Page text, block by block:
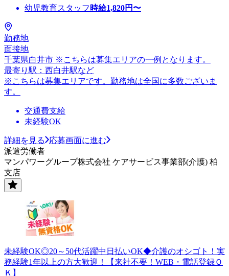
幼児教育スタッフ 時給1,820円〜
勤務地
面接地
千葉県白井市 ※こちらは募集エリアの一例となります。
最寄り駅：西白井駅など
※こちらは募集エリアです。勤務地は全国に多数ございま
す。
交通費支給
未経験OK
詳細を見る
応募画面に進む
派遣労働者
マンパワーグループ株式会社 ケアサービス事業部(介護) 柏
支店
未経験OK◎20～50代活躍中日払いOK◆介護のオシゴト！実
務経験1年以上の方大歓迎！【来社不要！WEB・電話登録Ｏ
Ｋ】